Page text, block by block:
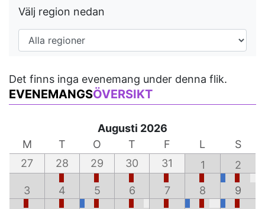
Välj region nedan
Det finns inga evenemang under denna flik.
EVENEMANGSÖVERSIKT
Augusti 2026
M
T O T F L
S
27
28 29 30 31 1 2
3 4 5 6 7 8 9